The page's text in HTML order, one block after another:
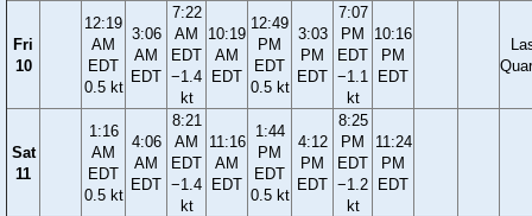
Fri
10
12:19
AM
EDT
0.5 kt
3:06
AM
EDT
7:22
AM
EDT
−1.4
kt
10:19
AM
EDT
12:49
PM
EDT
0.5 kt
3:03
PM
EDT
7:07
PM
EDT
−1.1
kt
10:16
PM
EDT
Sat
11
1:16
AM
EDT
0.5 kt
4:06
AM
EDT
8:21
AM
EDT
−1.4
kt
11:16
AM
EDT
1:44
PM
EDT
0.5 kt
4:12
PM
EDT
8:25
PM
EDT
−1.2
kt
11:24
PM
EDT